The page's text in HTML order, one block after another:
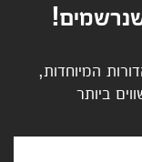
המיוחדות,
ביותר